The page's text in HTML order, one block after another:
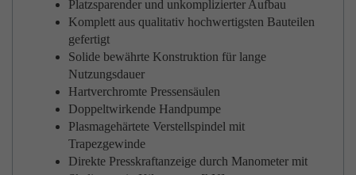
Platzsparender und unkomplizierter Aufbau
Komplett aus qualitativ hochwertigsten Bauteilen
gefertigt
Solide bewährte Konstruktion für lange
Nutzungsdauer
Hartverchromte Pressensäulen
Doppeltwirkende Handpumpe
Plasmagehärtete Verstellspindel mit
Trapezgewinde
Direkte Presskraftanzeige durch Manometer mit